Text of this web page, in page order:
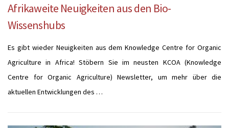
Afrikaweite Neuigkeiten aus den Bio-
Wissenshubs
Es gibt wieder Neuigkeiten aus dem Knowledge Centre for Organic
Agriculture in Africa! Stöbern Sie im neusten KCOA (Knowledge
Centre for Organic Agriculture) Newsletter, um mehr über die
aktuellen Entwicklungen des …